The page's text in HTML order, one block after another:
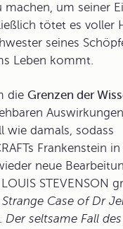
machen, um seiner
tötet es voller
seines
Leben kommt.
die Grenzen der
wie damals, sodass
Frankenstein in
neue
STEVENSON
Strange Case of Dr
Der seltsame Fall